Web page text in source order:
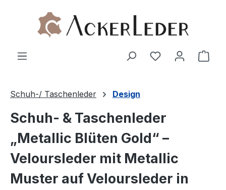
Zum Hauptinhalt springen
Schuh-/ Taschenleder Design
Schuh- & Taschenleder
„Metallic Blüten Gold“ –
Veloursleder mit Metallic
Muster auf Veloursleder in